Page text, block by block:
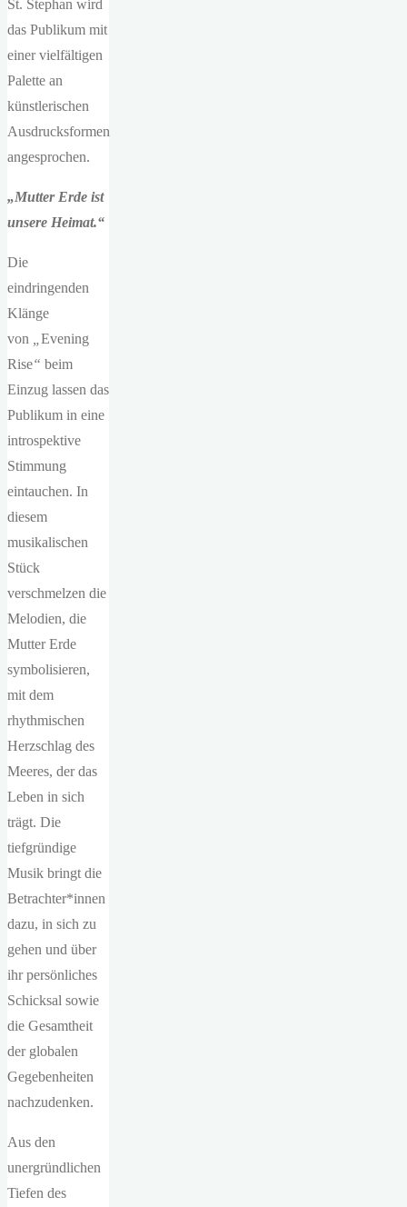
St. Stephan wird
das Publikum mit
einer vielfältigen
Palette an
künstlerischen
Ausdrucksformen
angesprochen.
„Mutter Erde ist
unsere Heimat.“
Die
eindringenden
Klänge
von
Evening
Rise“ beim
Einzug lassen das
Publikum in eine
introspektive
Stimmung
eintauchen. In
diesem
musikalischen
Stück
verschmelzen die
Melodien, die
Mutter Erde
symbolisieren,
mit dem
rhythmischen
Herzschlag des
Meeres, der das
Leben in sich
trägt. Die
tiefgründige
Musik bringt die
Betrachter*innen
dazu, in sich zu
gehen und über
ihr persönliches
Schicksal sowie
die Gesamtheit
der globalen
Gegebenheiten
nachzudenken.
Aus den
unergründlichen
Tiefen des